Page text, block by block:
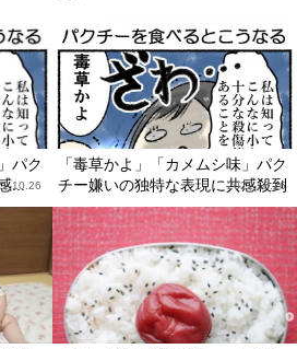
パク
...
「毒草かよ」「カメムシ味」パク
チー嫌いの独特な表現に共感殺到
2022.10.26